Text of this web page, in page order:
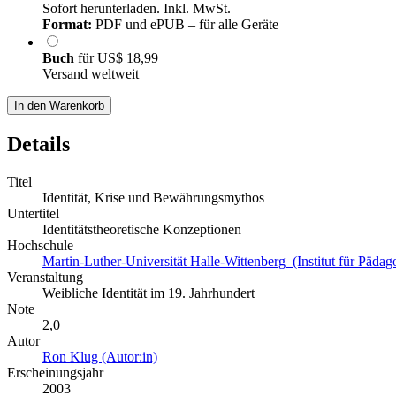
Sofort herunterladen. Inkl. MwSt.
Format: PDF und ePUB – für alle Geräte
Buch fürUS$ 18,99
Versand weltweit
In den Warenkorb
Details
Titel
Identität, Krise und Bewährungsmythos
Untertitel
Identitätstheoretische Konzeptionen
Hochschule
Martin-Luther-Universität Halle-Wittenberg (Institut für
Veranstaltung
Weibliche Identität im 19. Jahrhundert
Note
2,0
Autor
Ron Klug (Autor:in)
Erscheinungsjahr
2003